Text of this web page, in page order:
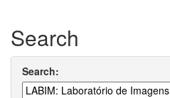
Search
Search: